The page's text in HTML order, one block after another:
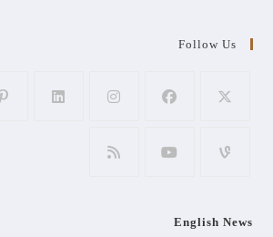
Follow Us
English News